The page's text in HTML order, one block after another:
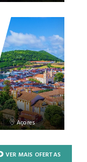
Açores
VER MAIS OFERTAS